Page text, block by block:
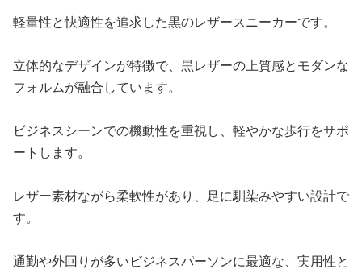
軽量性と快適性を追求した黒のレザースニーカーです。
立体的なデザインが特徴で、黒レザーの上質感とモダンな
フォルムが融合しています。
ビジネスシーンでの機動性を重視し、軽やかな歩行をサポ
ートします。
レザー素材ながら柔軟性があり、足に馴染みやすい設計で
す。
通勤や外回りが多いビジネスパーソンに最適な、実用性と